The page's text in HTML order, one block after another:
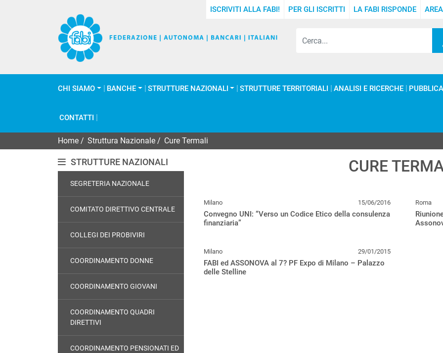
ISCRIVITI ALLA FABI! PER GLI ISCRITTI LA FABI RISPONDE
CHI SIAMO BANCHE STRUTTURE NAZIONALI STRUTTURE TERRITORIALI ANALISI E RICERCHE
CONTATTI
Home Struttura Nazionale Cure Termali
STRUTTURE NAZIONALI
SEGRETERIA NAZIONALE
COMITATO DIRETTIVO CENTRALE
COLLEGI DEI PROBIVIRI
COORDINAMENTO DONNE
COORDINAMENTO GIOVANI
COORDINAMENTO QUADRI
DIRETTIVI
COORDINAMENTO PENSIONATI ED
CURE
Milano 15/06/2016
Convegno UNI: “Verso un Codice Etico della consulenza
finanziaria”
Roma
Milano 29/01/2015
FABI ed ASSONOVA al 7? PF Expo di Milano – Palazzo
delle Stelline